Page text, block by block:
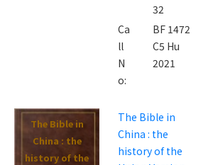
32
Ca
ll
N
o:
BF 1472
C5 Hu
2021
The Bible in
China : the
history of the
The Bible in
China : the
history of the